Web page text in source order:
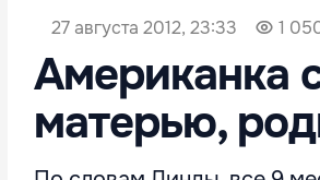
27 августа 2012, 23:33 1
Американка
матерью,